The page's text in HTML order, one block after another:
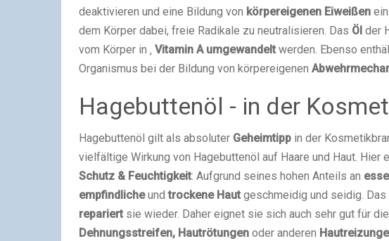
deaktivieren und eine Bildung von körpereigenen Eiweißen
dem Körper dabei, freie Radikale zu neutralisieren. Das Öl der
vom Körper in ‚ Vitamin A umgewandelt werden. Ebenso
Organismus bei der Bildung von körpereigenen
Hagebuttenöl - in der
Hagebuttenöl gilt als absoluter Geheimtipp in der
vielfältige Wirkung von Hagebuttenöl auf Haare und Haut. Hier
Schutz & Feuchtigkeit: Aufgrund seines hohen Anteils an
empfindlicheund trockene Haut geschmeidig und seidig.
repariert sie wieder. Daher eignet sie sich auch sehr gut für die
Dehnungsstreifen, Hautrötungen oder anderen